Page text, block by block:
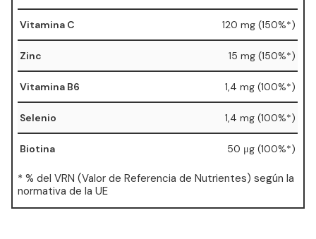
Vitamina C 120 mg (150%*)
Zinc 15 mg (150%*)
Vitamina B6 1,4 mg (100%*)
Selenio 1,4 mg (100%*)
Biotina 50 μg (100%*)
* % del VRN (Valor de Referencia de Nutrientes) según la
normativa de la UE